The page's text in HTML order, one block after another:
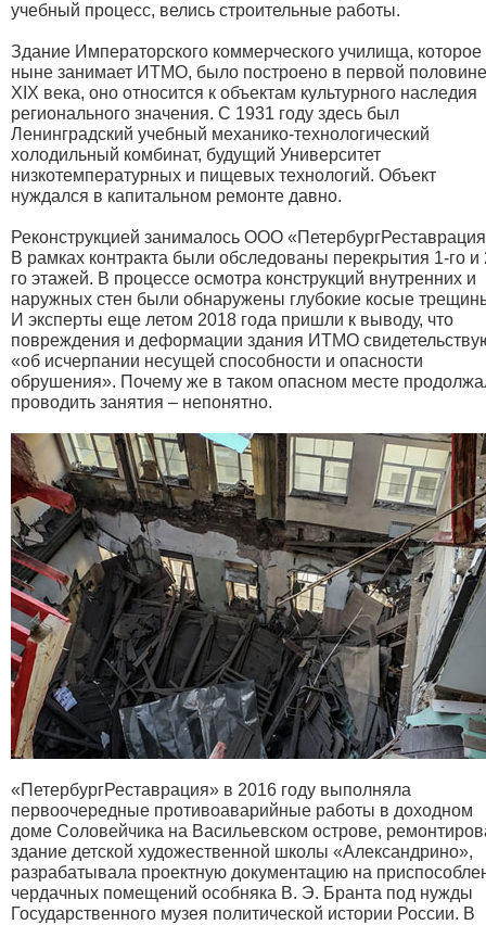
учебный процесс, велись строительные работы.
Здание Императорского коммерческого училища, которое
ныне занимает ИТМО, было построено в первой половине
XIX века, оно относится к объектам культурного наследия
регионального значения. С 1931 году здесь был
Ленинградский учебный механико-технологический
холодильный комбинат, будущий Университет
низкотемпературных и пищевых технологий. Объект
нуждался в капитальном ремонте давно.
Реконструкцией занималось ООО
В рамках контракта были обследованы перекрытия 1-го и
го этажей. В процессе осмотра конструкций внутренних и
наружных стен были обнаружены глубокие косые
И эксперты еще летом 2018 года пришли к выводу, что
повреждения и деформации здания ИТМО
«об исчерпании несущей способности и опасности
обрушения». Почему же в таком опасном месте
проводить занятия – непонятно.
«ПетербургРеставрация» в 2016 году выполняла
первоочередные противоаварийные работы в доходном
доме Соловейчика на Васильевском острове,
здание детской художественной школы «Александрино»,
разрабатывала проектную документацию на
чердачных помещений особняка В. Э. Бранта под нужды
Государственного музея политической истории России. В